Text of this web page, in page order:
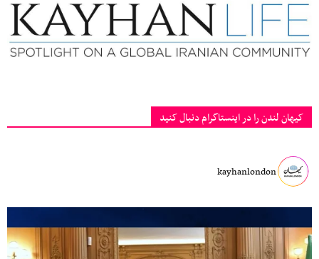
کیهان لندن را در اینستاگرام دنبال کنید
kayhanlondon